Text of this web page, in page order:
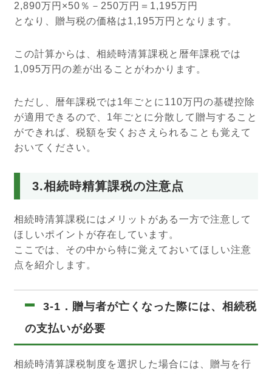
2,890万円×50％－250万円＝1,195万円
となり、贈与税の価格は1,195万円となります。
この計算からは、相続時清算課税と暦年課税では
1,095万円の差が出ることがわかります。
ただし、暦年課税では1年ごとに110万円の基礎控除
が適用できるので、1年ごとに分散して贈与すること
ができれば、税額を安くおさえられることも覚えて
おいてください。
3.相続時精算課税の注意点
相続時清算課税にはメリットがある一方で注意して
ほしいポイントが存在しています。
ここでは、その中から特に覚えておいてほしい注意
点を紹介します。
3-1．贈与者が亡くなった際には、相続税
の支払いが必要
相続時清算課税制度を選択した場合には、贈与を行